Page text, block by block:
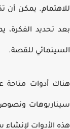
يمكن أن
تحديد الفكرة،
للقصة.
أدوات متاحة على
ونصوص
الأدوات لإنشاء